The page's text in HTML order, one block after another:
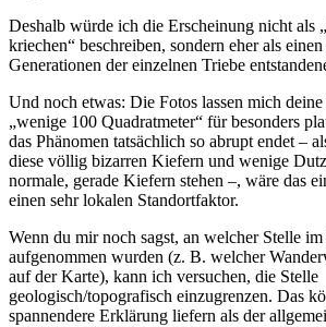
Deshalb würde ich die Erscheinung nicht als
kriechen“ beschreiben, sondern eher als
Generationen der einzelnen Triebe
Und noch etwas: Die Fotos lassen mich
„wenige 100 Quadratmeter“ für besonders
das Phänomen tatsächlich so abrupt endet –
diese völlig bizarren Kiefern und wenige
normale, gerade Kiefern stehen –, wäre das
einen sehr lokalen Standortfaktor.
Wenn du mir noch sagst, an welcher Stelle
aufgenommen wurden (z. B. welcher
auf der Karte), kann ich versuchen, die Stelle
geologisch/topografisch einzugrenzen. Das
spannendere Erklärung liefern als der